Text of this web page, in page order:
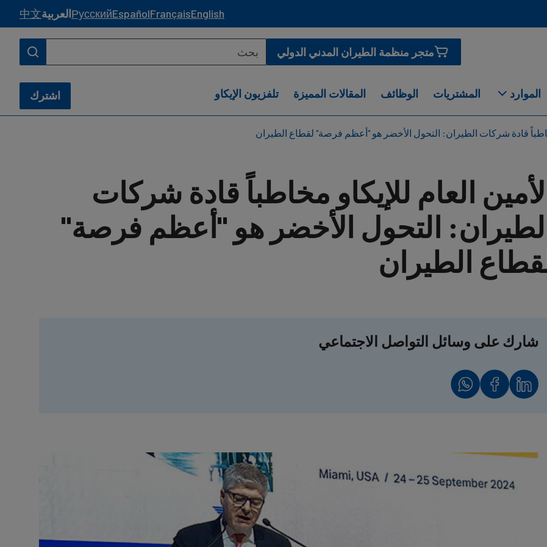
English
Français
Español
Русскийالعربية中文
متجر منظمة الطيران المدني الدولي
الموارد المشتريات الوظائف المقالات المميزة تلفزيون الإيكاو اشترك
قادة شركات الطيران: التحول الأخضر هو "أعظم فرصة" لقطاع الطيران
العام للإيكاو مخاطباً قادة شركات
التحول الأخضر هو "أعظم فرصة"
الطيران
شارك على وسائل التواصل الاجتماعي